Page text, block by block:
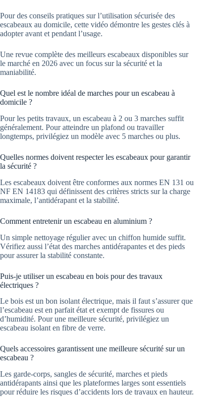
Pour des conseils pratiques sur l’utilisation sécurisée des
escabeaux au domicile, cette vidéo démontre les gestes clés à
adopter avant et pendant l’usage.
Une revue complète des meilleurs escabeaux disponibles sur
le marché en 2026 avec un focus sur la sécurité et la
maniabilité.
Quel est le nombre idéal de marches pour un escabeau à
domicile ?
Pour les petits travaux, un escabeau à 2 ou 3 marches suffit
généralement. Pour atteindre un plafond ou travailler
longtemps, privilégiez un modèle avec 5 marches ou plus.
Quelles normes doivent respecter les escabeaux pour garantir
la sécurité ?
Les escabeaux doivent être conformes aux normes EN 131 ou
NF EN 14183 qui définissent des critères stricts sur la charge
maximale, l’antidérapant et la stabilité.
Comment entretenir un escabeau en aluminium ?
Un simple nettoyage régulier avec un chiffon humide suffit.
Vérifiez aussi l’état des marches antidérapantes et des pieds
pour assurer la stabilité constante.
Puis-je utiliser un escabeau en bois pour des travaux
électriques ?
Le bois est un bon isolant électrique, mais il faut s’assurer que
l’escabeau est en parfait état et exempt de fissures ou
d’humidité. Pour une meilleure sécurité, privilégiez un
escabeau isolant en fibre de verre.
Quels accessoires garantissent une meilleure sécurité sur un
escabeau ?
Les garde-corps, sangles de sécurité, marches et pieds
antidérapants ainsi que les plateformes larges sont essentiels
pour réduire les risques d’accidents lors de travaux en hauteur.